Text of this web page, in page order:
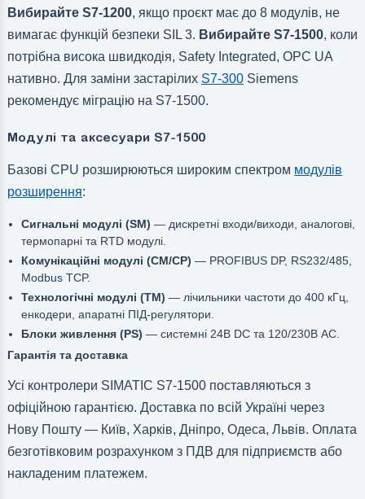
Вибирайте S7-1200, якщо проєкт має до 8 модулів, не
вимагає функцій безпеки SIL 3. Вибирайте S7-1500, коли
потрібна висока швидкодія, Safety Integrated, OPC UA
нативно. Для заміни застарілих S7-300Siemens
рекомендує міграцію на S7-1500.
Модулі та аксесуари S7-1500
Базові CPU розширюються широким спектром модулів
розширення:
Сигнальні модулі (SM) — дискретні входи/виходи, аналогові,
термопарні та RTD модулі.
Комунікаційні модулі (CM/CP) — PROFIBUS DP, RS232/485,
Modbus TCP.
Технологічні модулі (TM) — лічильники частоти до 400 кГц,
енкодери, апаратні ПІД-регулятори.
Блоки живлення (PS) — системні 24В DC та 120/230В AC.
Гарантія та доставка
Усі контролери SIMATIC S7-1500 поставляються з
офіційною гарантією. Доставка по всій Україні через
Нову Пошту — Київ, Харків, Дніпро, Одеса, Львів. Оплата
безготівковим розрахунком з ПДВ для підприємств або
накладеним платежем.